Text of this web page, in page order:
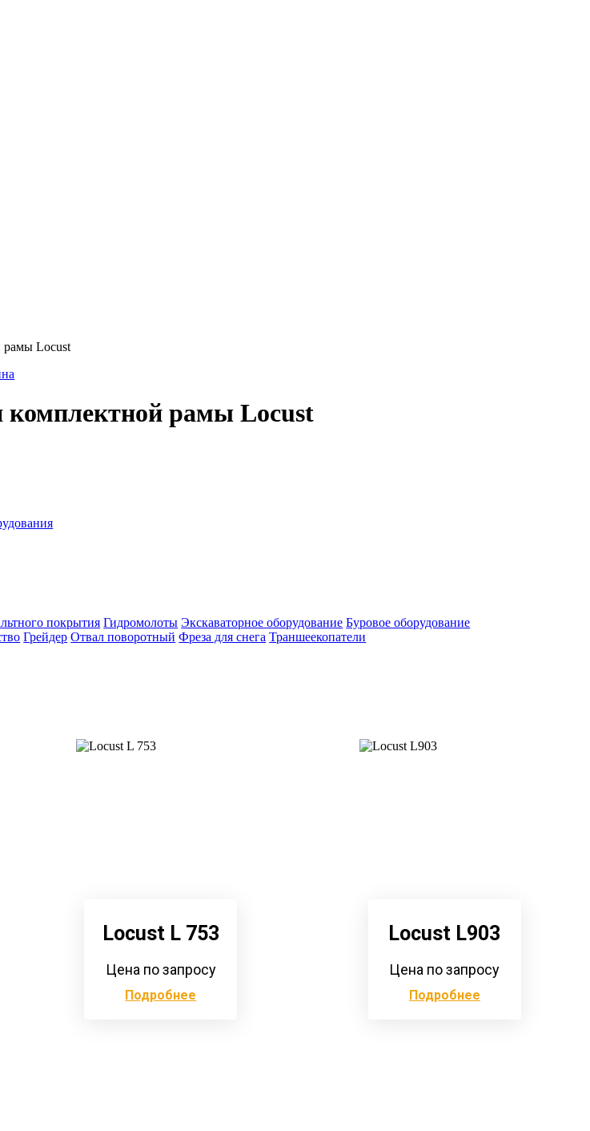
рамы Locust
комплектной рамы Locust
покрытия Гидромолоты Экскаваторное оборудование Буровое оборудование
Грейдер Отвал поворотный Фреза для снега Траншеекопатели
Locust L 753
Цена по запросу
Подробнее
Locust L903
Цена по запросу
Подробнее